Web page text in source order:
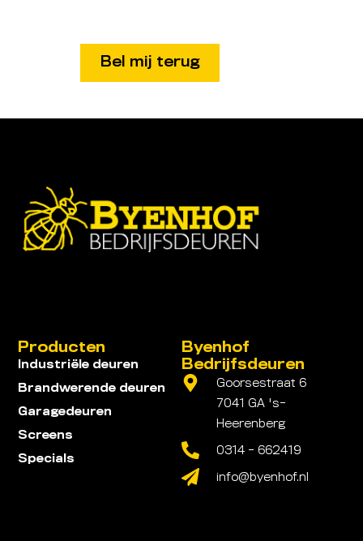
Byenhof
Bedrijfsdeuren
Goorsestraat 6
7041 GA 's-
Heerenberg
0314 - 662419
info@byenhof.nl
Producten
Industriële deuren
Brandwerende deuren
Garagedeuren
Screens
Specials